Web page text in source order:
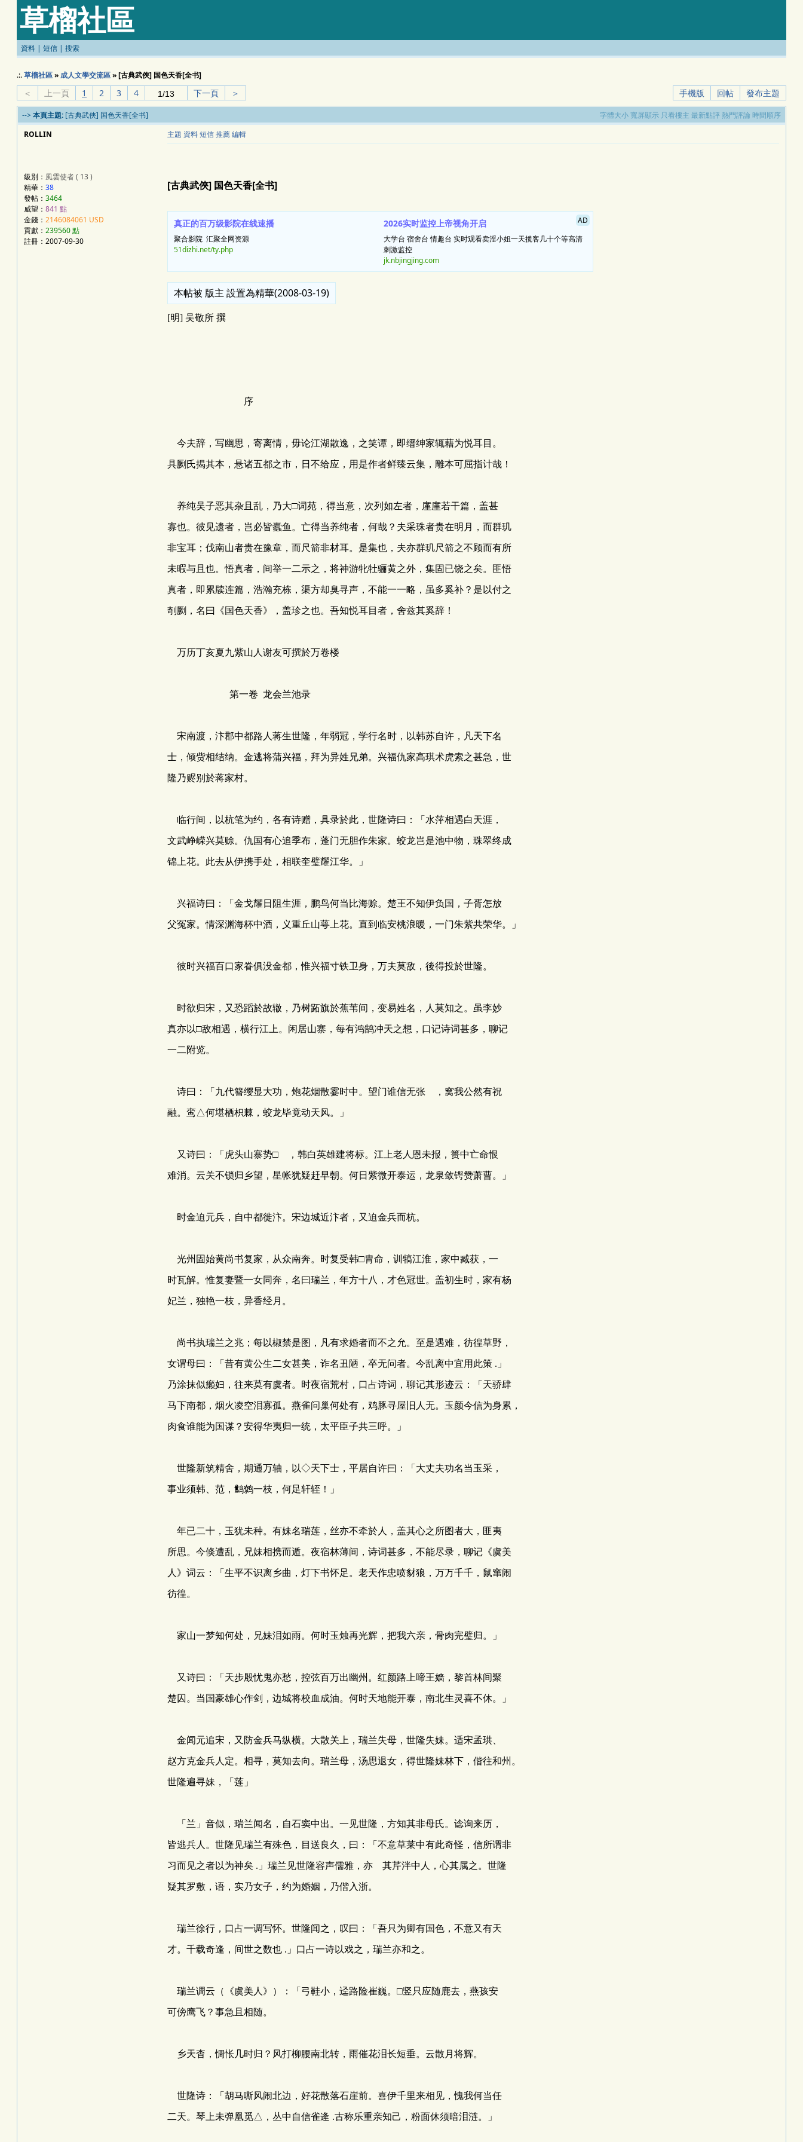
草榴社區
資料 | 短信 | 搜索
.:.草榴社區»成人文學交流區» [古典武俠] 国色天香[全书]
＜ 上一頁 1 2 3 4 下一頁 ＞ 手機版 回帖 發布主題
--> 本頁主題: [古典武俠] 国色天香[全书] 字體大小寬屏顯示 只看樓主 最新點評熱門評論 時間順序
ROLLIN
級別： 風雲使者 ( 13 )
精華： 38
發帖： 3464
威望： 841 點
金錢： 2146084061 USD
貢獻： 239560 點
註冊：2007-09-30
主題 資料短信推薦編輯
[古典武俠] 国色天香[全书]
真正的百万级影院在线速播
聚合影院 汇聚全网资源
51dizhi.net/ty.php
2026实时监控上帝视角开启
大学台 宿舍台 情趣台 实时观看卖淫小姐一天揽客几十个等高清
刺激监控
jk.nbjingjing.com
AD
本帖被 版主 設置為精華(2008-03-19)
[明] 吴敬所 撰
序
今夫辞，写幽思，寄离情，毋论江湖散逸，之笑谭，即缙绅家辄藉为悦耳目。
具劂氏揭其本，悬诸五都之市，日不给应，用是作者鲜臻云集，雕本可屈指计哉！
养纯吴子恶其杂且乱，乃大□词苑，得当意，次列如左者，廑廑若干篇，盖甚
寡也。彼见遗者，岂必皆蠹鱼。亡得当养纯者，何哉？夫采珠者贵在明月，而群玑
非宝耳；伐南山者贵在豫章，而尺箭非材耳。是集也，夫亦群玑尺箭之不顾而有所
未暇与且也。悟真者，间举一二示之，将神游牝牡骊黄之外，集固已饶之矣。匪悟
真者，即累牍连篇，浩瀚充栋，渠方却臭寻声，不能一一略，虽多奚补？是以付之
剞劂，名曰《国色天香》，盖珍之也。吾知悦耳目者，舍兹其奚辞！
万历丁亥夏九紫山人谢友可撰於万卷楼
第一卷 龙会兰池录
宋南渡，汴郡中都路人蒋生世隆，年弱冠，学行名时，以韩苏自许，凡天下名
士，倾赀相结纳。金逃将蒲兴福，拜为异姓兄弟。兴福仇家高琪术虎索之甚急，世
隆乃赆别於蒋家村。
临行间，以杭笔为约，各有诗赠，具录於此，世隆诗曰：「水萍相遇白天涯，
文武峥嵘兴莫赊。仇国有心追季布，蓬门无胆作朱家。蛟龙岂是池中物，珠翠终成
锦上花。此去从伊携手处，相联奎璧耀江华。」
兴福诗曰：「金戈耀日阻生涯，鹏鸟何当比海赊。楚王不知伊负国，子胥怎放
父冤家。情深渊海杯中酒，义重丘山萼上花。直到临安桃浪暖，一门朱紫共荣华。」
彼时兴福百口家眷俱没金都，惟兴福寸铁卫身，万夫莫敌，後得投於世隆。
时欲归宋，又恐蹈於故辙，乃树跖旗於蕉苇间，变易姓名，人莫知之。虽李妙
真亦以□敌相遇，横行江上。闲居山寨，每有鸿鹄冲天之想，口记诗词甚多，聊记
一二附览。
诗曰：「九代簪缨显大功，炮花烟散霎时中。望门谁信无张 ，窝我公然有祝
融。鸾△何堪栖枳棘，蛟龙毕竟动天风。」
又诗曰：「虎头山寨势□ ，韩白英雄建将标。江上老人恩未报，篑中亡命恨
难消。云关不锁归乡望，星帐犹疑赶早朝。何日紫微开泰运，龙泉敛锷赞萧曹。」
时金迫元兵，自中都徙汴。宋边城近汴者，又迫金兵而杭。
光州固始黄尚书复家，从众南奔。时复受韩□胄命，训犒江淮，家中臧获，一
时瓦解。惟复妻暨一女同奔，名曰瑞兰，年方十八，才色冠世。盖初生时，家有杨
妃兰，独艳一枝，异香经月。
尚书执瑞兰之兆；每以椒禁是图，凡有求婚者而不之允。至是遇难，彷徨草野，
女谓母曰：「昔有黄公生二女甚美，诈名丑陋，卒无问者。今乱离中宜用此策 .」
乃涂抹似癞妇，往来莫有虞者。时夜宿荒村，口占诗词，聊记其形迹云：「天骄肆
马下南都，烟火凌空泪寡孤。燕雀问巢何处有，鸡豚寻屋旧人无。玉颜今信为身累，
肉食谁能为国谋？安得华夷归一统，太平臣子共三呼。」
世隆新筑精舍，期通万轴，以◇天下士，平居自许曰：「大丈夫功名当玉采，
事业须韩、范，鹪鹩一枝，何足轩轾！」
年已二十，玉犹未种。有妹名瑞莲，丝亦不牵於人，盖其心之所图者大，匪夷
所思。今倏遭乱，兄妹相携而遁。夜宿林薄间，诗词甚多，不能尽录，聊记《虞美
人》词云：「生平不识离乡曲，灯下书怀足。老天作忠喷豺狼，万万千千，鼠窜闹
彷徨。
家山一梦知何处，兄妹泪如雨。何时玉烛再光辉，把我六亲，骨肉完璧归。」
又诗曰：「天步殷忧鬼亦愁，控弦百万出幽州。红颜路上啼王嫱，黎首林间聚
楚囚。当国豪雄心作剑，边城将校血成油。何时天地能开泰，南北生灵喜不休。」
金闻元追宋，又防金兵马纵横。大散关上，瑞兰失母，世隆失妹。适宋孟珙、
赵方克金兵人定。相寻，莫知去向。瑞兰母，汤思退女，得世隆妹林下，偕往和州。
世隆遍寻妹，「莲」
「兰」音似，瑞兰闻名，自石窦中出。一见世隆，方知其非母氏。谂询来历，
皆逃兵人。世隆见瑞兰有殊色，目送良久，曰：「不意草莱中有此奇怪，信所谓非
习而见之者以为神矣 .」瑞兰见世隆容声儒雅，亦 其芹泮中人，心其属之。世隆
疑其罗敷，语，实乃女子，约为婚姻，乃偕入浙。
瑞兰徐行，口占一调写怀。世隆闻之，叹曰：「吾只为卿有国色，不意又有天
才。千载奇逢，间世之数也 .」口占一诗以戏之，瑞兰亦和之。
瑞兰调云（《虞美人》）：「弓鞋小，迳路险崔巍。□竖只应随鹿去，燕孩安
可傍鹰飞？事急且相随。
乡天杳，惆怅几时归？风打柳腰南北转，雨催花泪长短垂。云散月将辉。
世隆诗：「胡马嘶风闹北边，好花散落石崖前。喜伊千里来相见，愧我何当任
二天。琴上未弹凰觅△，丛中自信雀逄 .古称乐重亲知己，粉面休须暗泪涟。」